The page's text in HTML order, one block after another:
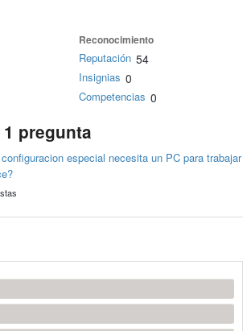
Reconocimiento
Reputación 54
Insignias 0
Competencias 0
pregunta
especial necesita un PC para trabajar